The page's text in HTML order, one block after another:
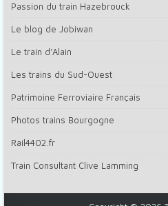
Passion du train Hazebrouck
Le blog de Jobiwan
Le train d’Alain
Les trains du Sud-Ouest
Patrimoine Ferroviaire Français
Photos trains Bourgogne
Rail4402.fr
Train Consultant Clive Lamming